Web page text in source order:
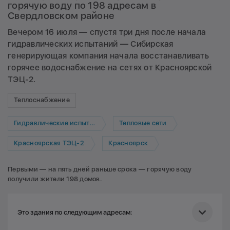
горячую воду по 198 адресам в
Свердловском районе
Вечером 16 июля — спустя три дня после начала
гидравлических испытаний — Сибирская
генерирующая компания начала восстанавливать
горячее водоснабжение на сетях от Красноярской
ТЭЦ-2.
Теплоснабжение
Гидравлические испытания Тепловые сети
Красноярская ТЭЦ-2 Красноярск
Первыми — на пять дней раньше срока — горячую воду
получили жители 198 домов.
Это здания по следующим адресам: